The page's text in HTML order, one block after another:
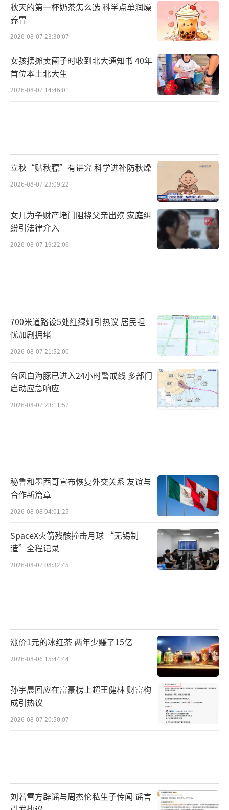
秋天的第一杯奶茶怎么选 科学点单润燥
养胃
2026-08-07 23:30:07
女孩摆摊卖菌子时收到北大通知书 40年
首位本土北大生
2026-08-07 14:46:01
立秋“贴秋膘”有讲究 科学进补防秋燥
2026-08-07 23:09:22
女儿为争财产堵门阻挠父亲出殡 家庭纠
纷引法律介入
2026-08-07 19:22:06
700米道路设5处红绿灯引热议 居民担
忧加剧拥堵
2026-08-07 21:52:00
台风白海豚已进入24小时警戒线 多部门
启动应急响应
2026-08-07 23:11:57
秘鲁和墨西哥宣布恢复外交关系 友谊与
合作新篇章
2026-08-08 04:01:25
SpaceX火箭残骸撞击月球 “无锡制
造”全程记录
2026-08-07 08:32:45
涨价1元的冰红茶 两年少赚了15亿
2026-08-06 15:44:44
孙宇晨回应在富豪榜上超王健林 财富构
成引热议
2026-08-07 20:50:07
刘若雪方辟谣与周杰伦私生子传闻 谣言